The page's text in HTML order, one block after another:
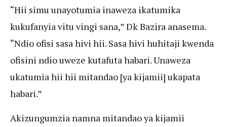
“Hii simu unayotumia inaweza ikatumika
kukufanyia vitu vingi sana,” Dk Bazira anasema.
“Ndio ofisi sasa hivi hii. Sasa hivi huhitaji kwenda
ofisini ndio uweze kutafuta habari. Unaweza
ukatumia hii hii mitandao [ya kijamii] ukapata
habari.”
Akizungumzia namna mitandao ya kijamii